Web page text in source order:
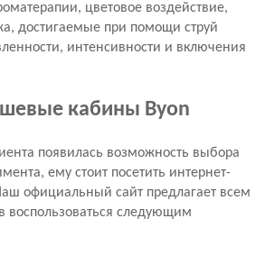
цветовое воздействие,
достигаемые при помощи струй
интенсивности и включения
кабины Byon
появилась возможность выбора
ему стоит посетить интернет-
официальный сайт предлагает всем
воспользоваться следующим